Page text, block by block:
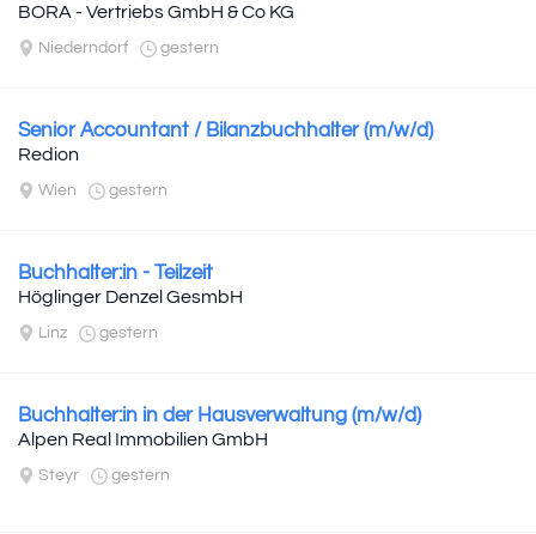
BORA - Vertriebs GmbH & Co KG
Niederndorf gestern
Senior Accountant / Bilanzbuchhalter (m/w/d)
Redion
Wien gestern
Buchhalter:in - Teilzeit
Höglinger Denzel GesmbH
Linz gestern
Buchhalter:in in der Hausverwaltung (m/w/d)
Alpen Real Immobilien GmbH
Steyr gestern